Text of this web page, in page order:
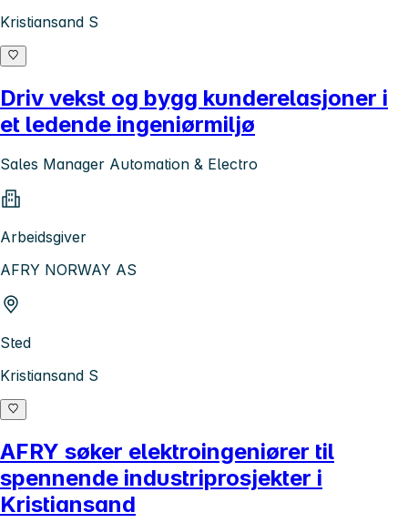
Kristiansand S
Driv vekst og bygg kunderelasjoner i
et ledende ingeniørmiljø
Sales Manager Automation & Electro
Arbeidsgiver
AFRY NORWAY AS
Sted
Kristiansand S
AFRY søker elektroingeniører til
spennende industriprosjekter i
Kristiansand